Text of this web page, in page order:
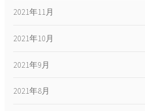
2021年11月
2021年10月
2021年9月
2021年8月